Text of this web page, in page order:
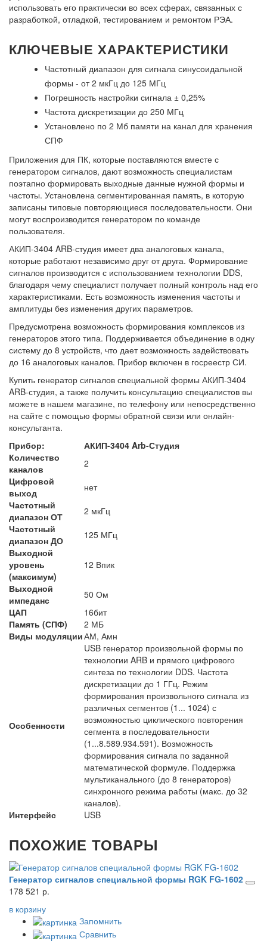
использовать его практически во всех сферах, связанных с
разработкой, отладкой, тестированием и ремонтом РЭА.
КЛЮЧЕВЫЕ ХАРАКТЕРИСТИКИ
Частотный диапазон для сигнала синусоидальной
формы - от 2 мкГц до 125 МГц
Погрешность настройки сигнала ± 0,25%
Частота дискретизации до 250 МГц
Установлено по 2 Мб памяти на канал для хранения
СПФ
Приложения для ПК, которые поставляются вместе с
генератором сигналов, дают возможность специалистам
поэтапно формировать выходные данные нужной формы и
частоты. Установлена сегментированная память, в которую
записаны типовые повторяющиеся последовательности. Они
могут воспроизводится генератором по команде
пользователя.
АКИП-3404 ARB-студия имеет два аналоговых канала,
которые работают независимо друг от друга. Формирование
сигналов производится с использованием технологии DDS,
благодаря чему специалист получает полный контроль над его
характеристиками. Есть возможность изменения частоты и
амплитуды без изменения других параметров.
Предусмотрена возможность формирования комплексов из
генераторов этого типа. Поддерживается объединение в одну
систему до 8 устройств, что дает возможность задействовать
до 16 аналоговых каналов. Прибор включен в госреестр СИ.
Купить генератор сигналов специальной формы АКИП-3404
ARB-студия, а также получить консультацию специалистов вы
можете в нашем магазине, по телефону или непосредственно
на сайте с помощью формы обратной связи или онлайн-
консультанта.
Прибор:
АКИП-3404 Arb-Студия
Количество
каналов
2
Цифровой
выход
нет
Частотный
диапазон ОТ
2 мкГц
Частотный
диапазон ДО
125 МГц
Выходной
уровень
(максимум)
12 Впик
Выходной
импеданс
50 Ом
ЦАП
16бит
Память (СПФ)
2 МБ
Виды модуляцииАМ, Амн
Особенности
USB генератор произвольной формы по
технологии ARB и прямого цифрового
синтеза по технологии DDS. Частота
дискретизации до 1 ГГц. Режим
формирования произвольного сигнала из
различных сегментов (1... 1024) с
возможностью циклического повторения
сегмента в последовательности
(1...8.589.934.591). Возможность
формирования сигнала по заданной
математической формуле. Поддержка
мультиканального (до 8 генераторов)
синхронного режима работы (макс. до 32
каналов).
Интерфейс
USB
ПОХОЖИЕ ТОВАРЫ
Генератор сигналов специальной формы RGK FG-1602
178 521 р.
в корзину
Запомнить
Сравнить